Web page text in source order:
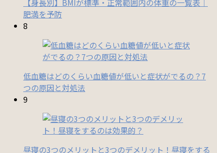
【身長別】BMIが標準・正常範囲内の体重の一覧表｜
肥満を予防
8
低血糖はどのくらい血糖値が低いと症状がでるの？7
つの原因と対処法
9
昼寝の3つのメリットと3つのデメリット！昼寝をする